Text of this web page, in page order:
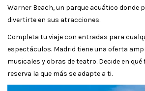
Warner Beach, un parque acuático donde
divertirte en sus atracciones.
Completa tu viaje con entradas para
espectáculos. Madrid tiene una oferta
musicales y obras de teatro. Decide en qué
reserva la que más se adapte a ti.